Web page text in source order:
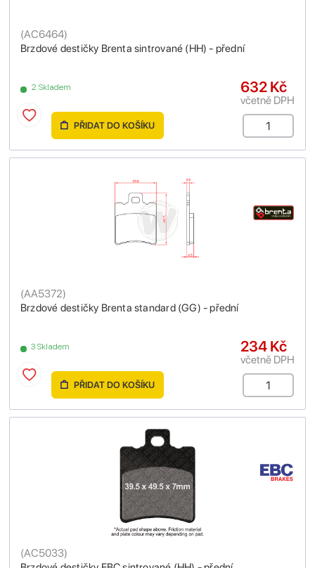
Brzdové destičky Brenta sintrované (HH) - přední
(AC6464)
2 Skladem 632 Kč
včetně DPH
PŘIDAT DO KOŠÍKU
Brzdové destičky Brenta standard (GG) - přední
(AA5372)
3 Skladem 234 Kč
včetně DPH
PŘIDAT DO KOŠÍKU
(AC5033)